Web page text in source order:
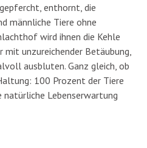
enthornt, die
männliche Tiere ohne
wird ihnen die Kehle
unzureichender Betäubung,
ausbluten. Ganz gleich, ob
100 Prozent der Tiere
natürliche Lebenserwartung